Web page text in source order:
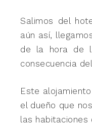
Salimos del
aún así,
de la hora de
consecuencia
Este
el dueño que
las habitaciones